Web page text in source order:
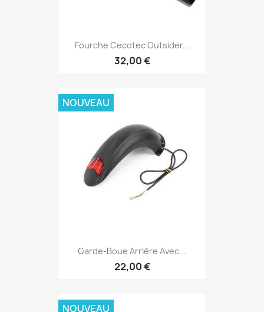
Fourche Cecotec Outsider...
32,00 €
Garde-Boue Arrière Avec...
22,00 €
NOUVEAU
NOUVEAU